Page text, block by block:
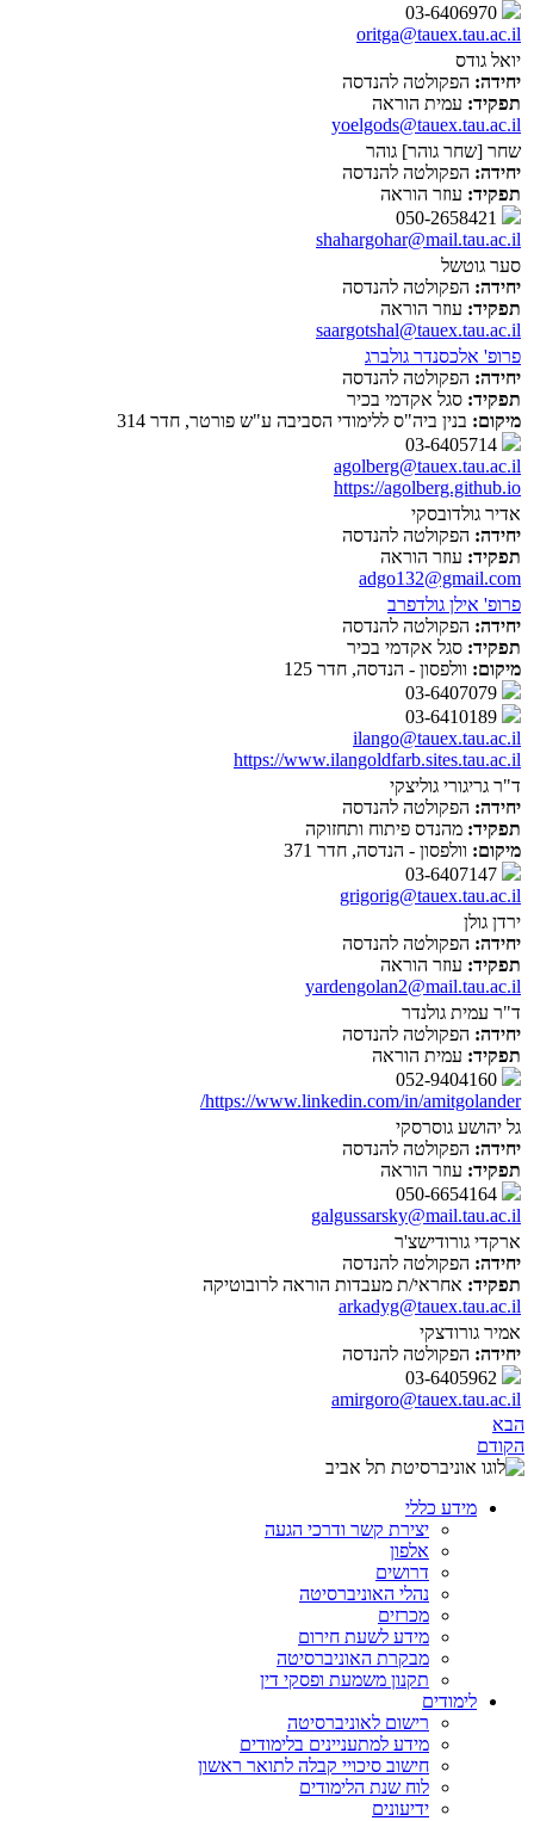
oritga@tauex.tau.ac.il
יואל גודס
יחידה: הפקולטה להנדסה
תפקיד: עמית הוראה
yoelgods@tauex.tau.ac.il
שחר [שחר גוהר] גוהר
יחידה: הפקולטה להנדסה
תפקיד: עוזר הוראה
shahargohar@mail.tau.ac.il
סער גוטשל
יחידה: הפקולטה להנדסה
תפקיד: עוזר הוראה
saargotshal@tauex.tau.ac.il
פרופ' אלכסנדר גולברג
יחידה: הפקולטה להנדסה
תפקיד: סגל אקדמי בכיר
מיקום: בנין ביה"ס ללימודי הסביבה ע"ש פורטר, חדר 314
agolberg@tauex.tau.ac.il
https://agolberg.github.io
אדיר גולדובסקי
יחידה: הפקולטה להנדסה
תפקיד: עוזר הוראה
adgo132@gmail.com
פרופ' אילן גולדפרב
יחידה: הפקולטה להנדסה
תפקיד: סגל אקדמי בכיר
מיקום: וולפסון - הנדסה, חדר 125
ilango@tauex.tau.ac.il
https://www.ilangoldfarb.sites.tau.ac.il
ד"ר גריגורי גוליצקי
יחידה: הפקולטה להנדסה
תפקיד: מהנדס פיתוח ותחזוקה
מיקום: וולפסון - הנדסה, חדר 371
grigorig@tauex.tau.ac.il
ירדן גולן
יחידה: הפקולטה להנדסה
תפקיד: עוזר הוראה
yardengolan2@mail.tau.ac.il
ד"ר עמית גולנדר
יחידה: הפקולטה להנדסה
תפקיד: עמית הוראה
https://www.linkedin.com/in/amitgolander/
גל יהושע גוסרסקי
יחידה: הפקולטה להנדסה
תפקיד: עוזר הוראה
galgussarsky@mail.tau.ac.il
ארקדי גורודישצ'ר
יחידה: הפקולטה להנדסה
תפקיד: אחראי/ת מעבדות הוראה לרובוטיקה
arkadyg@tauex.tau.ac.il
אמיר גורודצקי
יחידה: הפקולטה להנדסה
amirgoro@tauex.tau.ac.il
הבא
הקודם
מידע כללי
יצירת קשר ודרכי הגעה
אלפון
דרושים
נהלי האוניברסיטה
מכרזים
מידע לשעת חירום
מבקרת האוניברסיטה
תקנון משמעת ופסקי דין
לימודים
רישום לאוניברסיטה
מידע למתעניינים בלימודים
חישוב סיכויי קבלה לתואר ראשון
לוח שנת הלימודים
ידיעונים